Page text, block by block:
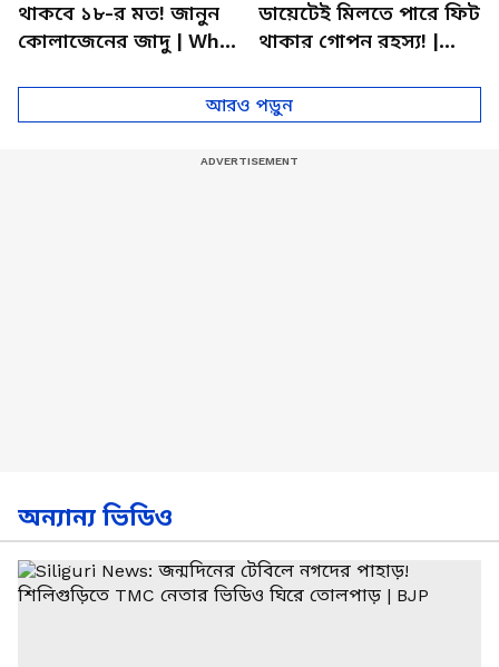
থাকবে ১৮-র মত! জানুন
কোলাজেনের জাদু | What
ডায়েটেই মিলতে পারে ফিট
থাকার গোপন রহস্য! |
Bengali | Foods
আরও পড়ুন
অন্যান্য ভিডিও